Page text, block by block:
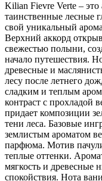
Kilian Fievre Verte – это
таинственные лесные
свой уникальный
Верхний аккорд
свежестью полыни,
начало путешествия.
древесные и
лесу после летнего
сладким и теплым
контраст с прохладой
придает композиции
тени леса. Базовые
землистым ароматом
парфюма. Мотив
теплые оттенки.
мягкость и древесные
спокойствия. Нота